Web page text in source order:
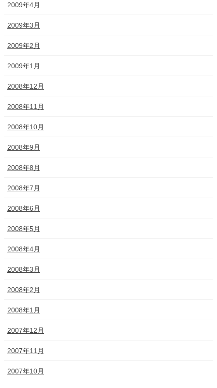
2009年4月
2009年3月
2009年2月
2009年1月
2008年12月
2008年11月
2008年10月
2008年9月
2008年8月
2008年7月
2008年6月
2008年5月
2008年4月
2008年3月
2008年2月
2008年1月
2007年12月
2007年11月
2007年10月